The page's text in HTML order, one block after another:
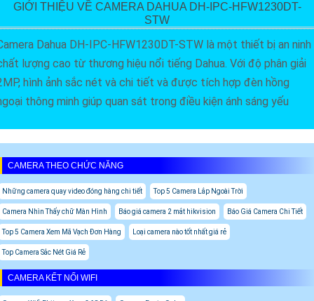
GIỚI THIỆU VỀ CAMERA DAHUA DH-IPC-HFW1230DT-
STW
Dahua DH-IPC-HFW1230DT-STW là một thiết bị an ninh
lượng cao từ thương hiệu nổi tiếng Dahua. Với độ phân giải
hình ảnh sắc nét và chi tiết và được tích hợp đèn hồng
thông minh giúp quan sát trong điều kiện ánh sáng yếu
CAMERA THEO CHỨC NĂNG
Những camera quay video đóng hàng chi tiết Top 5 Camera Lắp Ngoài Trời
Camera Nhìn Thấy chữ Màn Hình Báo giá camera 2 mắt hikvision Báo Giá Camera Chi Tiết
Top 5 Camera Xem Mã Vạch Đơn Hàng Loại camera nào tốt nhất giá rẻ
Top Camera Sắc Nét Giá Rẻ
CAMERA KẾT NỐI WIFI